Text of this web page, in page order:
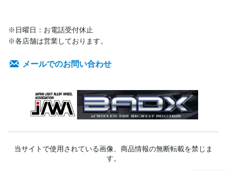
※日曜日：お電話受付休止
※各店舗は営業しております。
メールでのお問い合わせ
当サイトで使用されている画像、商品情報の無断転載を禁じま
す。